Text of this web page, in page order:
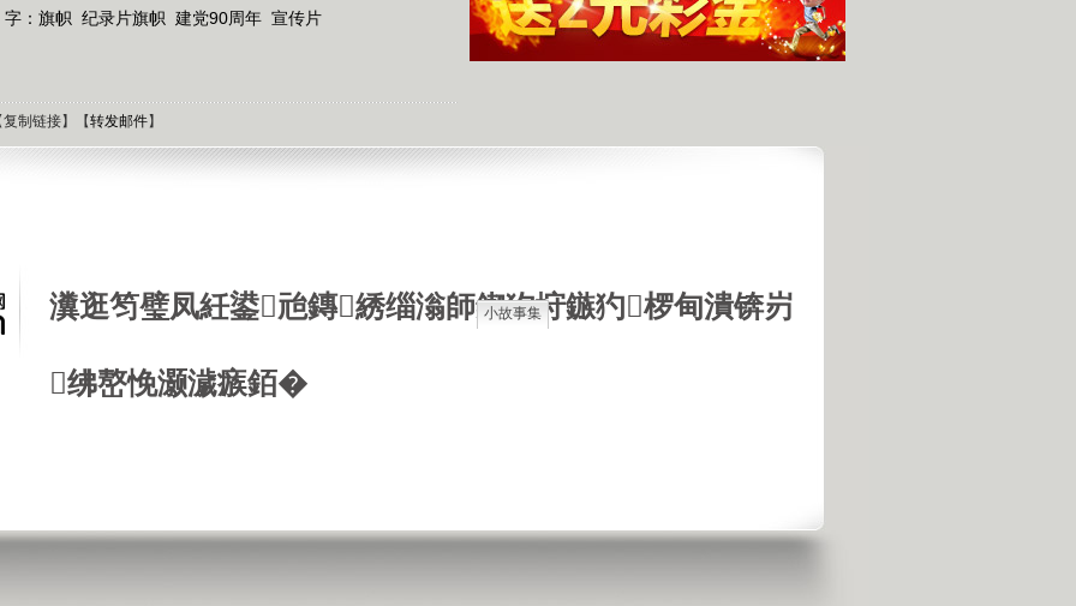
： 旗帜 纪录片旗帜 建党90周年 宣传片
复制链接】【转发邮件】
瀵逛笉璧凤紝鍙兘鏄綉缁滃師鍥犳垨鏃犳椤甸潰锛岃
绋嶅悗灏濊瘯銆�
小故事集 最具潜力